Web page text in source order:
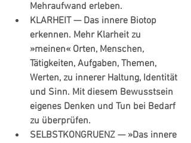
Mehraufwand erleben.
KLARHEIT — Das innere Biotop
erkennen. Mehr Klarheit zu
»meinen« Orten, Menschen,
Tätigkeiten, Aufgaben, Themen,
Werten, zu innerer Haltung, Identität
und Sinn. Mit diesem Bewusstsein
eigenes Denken und Tun bei Bedarf
zu überprüfen.
SELBSTKONGRUENZ — »Das innere